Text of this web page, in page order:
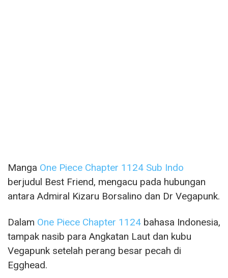
Manga One Piece Chapter 1124 Sub Indo
berjudul Best Friend, mengacu pada hubungan
antara Admiral Kizaru Borsalino dan Dr Vegapunk.
Dalam One Piece Chapter 1124 bahasa Indonesia,
tampak nasib para Angkatan Laut dan kubu
Vegapunk setelah perang besar pecah di
Egghead.